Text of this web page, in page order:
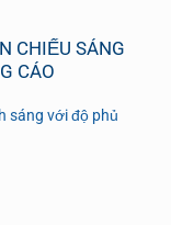
CHIẾU SÁNG
CÁO
sáng với độ phủ